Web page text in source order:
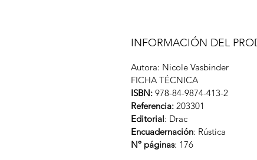
INFORMACIÓN DEL
Autora: Nicole Vasbinder
FICHA TÉCNICA
ISBN: 978-84-9874-413-2
Referencia: 203301
Editorial: Drac
Encuadernación: Rústica
Nº páginas: 176